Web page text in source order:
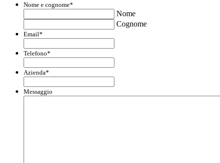
Nome e cognome*
Nome
Cognome
Email*
Telefono*
Azienda*
Messaggio